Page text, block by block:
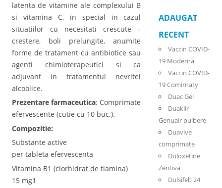
latenta de vitamine ale complexului B
si vitamina C, in special in cazul
situatiilor cu necesitati crescute –
crestere, boli prelungite, anumite
forme de tratament cu antibiotice sau
agenti chimioterapeutici si ca
adjuvant in tratamentul nevritei
alcoolice.
Prezentare farmaceutica: Comprimate
efervescente (cutie cu 10 buc.).
Compozitie:
Substante active
per tableta efervescenta
Vitamina B1 (clorhidrat de tiamina)
15 mg1
ADAUGAT
RECENT
Vaccin COVID-
19 Moderna
Vaccin COVID-
19 Comirnaty
Duac Gel
Duaklir
Genuair pulbere
Duavive
comprimate
Duloxetine
Zentiva
Dulsifeb 24